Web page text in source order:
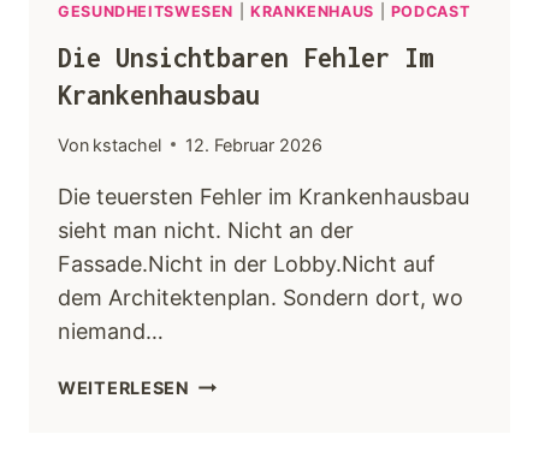
Kontakt
GESUNDHEITSWESEN KRANKENHAUS PODCAST
Die Unsichtbaren Fehler Im
Krankenhausbau
Von kstachel 12. Februar 2026
Die teuersten Fehler im Krankenhausbau
sieht man nicht. Nicht an der
Fassade.Nicht in der Lobby.Nicht auf
dem Architektenplan. Sondern dort, wo
niemand…
WEITERLESEN